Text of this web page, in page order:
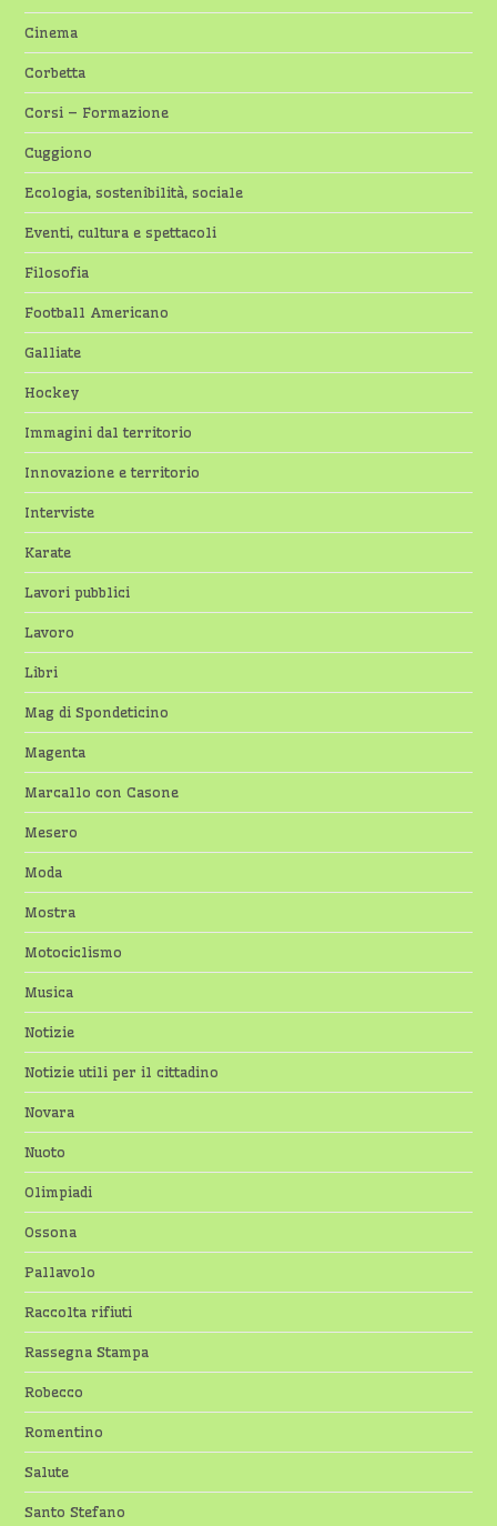
Cinema
Corbetta
Corsi – Formazione
Cuggiono
Ecologia, sostenibilità, sociale
Eventi, cultura e spettacoli
Filosofia
Football Americano
Galliate
Hockey
Immagini dal territorio
Innovazione e territorio
Interviste
Karate
Lavori pubblici
Lavoro
Libri
Mag di Spondeticino
Magenta
Marcallo con Casone
Mesero
Moda
Mostra
Motociclismo
Musica
Notizie
Notizie utili per il cittadino
Novara
Nuoto
Olimpiadi
Ossona
Pallavolo
Raccolta rifiuti
Rassegna Stampa
Robecco
Romentino
Salute
Santo Stefano